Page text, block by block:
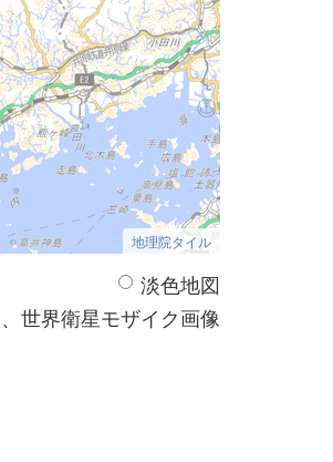
地理院タイル
淡色地図
世界衛星モザイク画像